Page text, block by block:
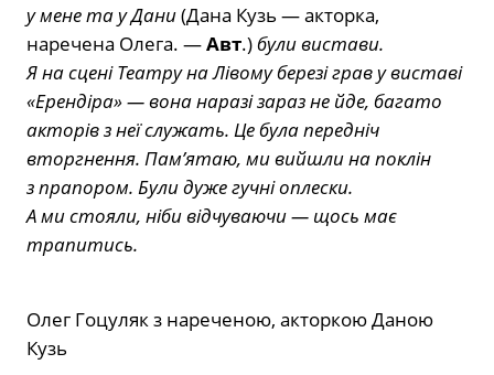
у мене та у Дани(Дана Кузь — акторка,
наречена Олега. —Авт.)були вистави.
Я на сцені Театру на Лівому березі грав у виставі
«Ерендіра» — вона наразі зараз не йде, багато
акторів з неї служать. Це була передніч
вторгнення. Памʼятаю, ми вийшли на поклін
з прапором. Були дуже гучні оплески.
А ми стояли, ніби відчуваючи — щось має
трапитись.
Олег Гоцуляк з нареченою, акторкою Даною
Кузь